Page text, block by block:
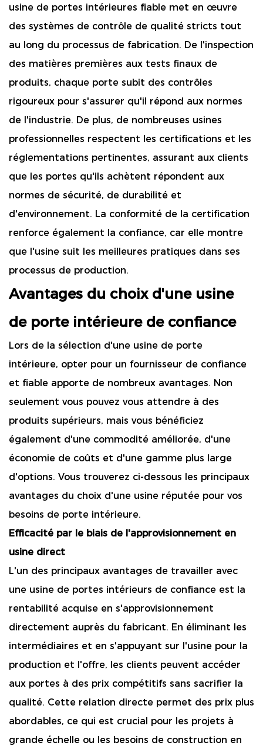
usine de portes intérieures fiable met en œuvre
des systèmes de contrôle de qualité stricts tout
au long du processus de fabrication. De l'inspection
des matières premières aux tests finaux de
produits, chaque porte subit des contrôles
rigoureux pour s'assurer qu'il répond aux normes
de l'industrie. De plus, de nombreuses usines
professionnelles respectent les certifications et les
réglementations pertinentes, assurant aux clients
que les portes qu'ils achètent répondent aux
normes de sécurité, de durabilité et
d'environnement. La conformité de la certification
renforce également la confiance, car elle montre
que l'usine suit les meilleures pratiques dans ses
processus de production.
Avantages du choix d'une usine
de porte intérieure de confiance
Lors de la sélection d'une usine de porte
intérieure, opter pour un fournisseur de confiance
et fiable apporte de nombreux avantages. Non
seulement vous pouvez vous attendre à des
produits supérieurs, mais vous bénéficiez
également d'une commodité améliorée, d'une
économie de coûts et d'une gamme plus large
d'options. Vous trouverez ci-dessous les principaux
avantages du choix d'une usine réputée pour vos
besoins de porte intérieure.
Efficacité par le biais de l'approvisionnement en
usine direct
L'un des principaux avantages de travailler avec
une usine de portes intérieurs de confiance est la
rentabilité acquise en s'approvisionnement
directement auprès du fabricant. En éliminant les
intermédiaires et en s'appuyant sur l'usine pour la
production et l'offre, les clients peuvent accéder
aux portes à des prix compétitifs sans sacrifier la
qualité. Cette relation directe permet des prix plus
abordables, ce qui est crucial pour les projets à
grande échelle ou les besoins de construction en